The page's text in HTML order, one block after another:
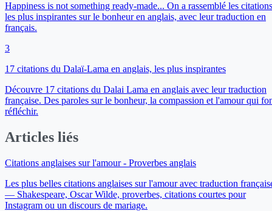
Happiness is not something ready-made... On a rassemblé les citations
les plus inspirantes sur le bonheur en anglais, avec leur traduction en
français.
3
17 citations du Dalaï-Lama en anglais, les plus inspirantes
Découvre 17 citations du Dalai Lama en anglais avec leur traduction
française. Des paroles sur le bonheur, la compassion et l'amour qui
réfléchir.
Articles liés
Citations anglaises sur l'amour - Proverbes anglais
Les plus belles citations anglaises sur l'amour avec traduction
— Shakespeare, Oscar Wilde, proverbes, citations courtes pour
Instagram ou un discours de mariage.